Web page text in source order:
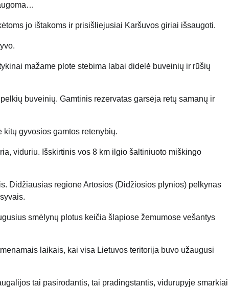
jo ištakoms ir prisišliejusiai Karšuvos giriai išsaugoti.
mažame plote stebima labai didelė buveinių ir rūšių
buveinių. Gamtinis rezervatas garsėja retų samanų ir
gyvosios gamtos retenybių.
viduriu. Išskirtinis vos 8 km ilgio šaltiniuoto miškingo
Didžiausias regione Artosios (Didžiosios plynios) pelkynas
smėlynų plotus keičia šlapiose žemumose vešantys
laikais, kai visa Lietuvos teritorija buvo užaugusi
tai pasirodantis, tai pradingstantis, vidurupyje smarkiai